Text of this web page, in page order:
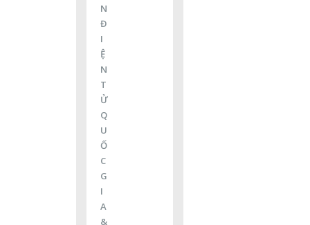
N
Đ
I
Ệ
N
T
Ử
Q
U
Ố
C
G
I
A
&